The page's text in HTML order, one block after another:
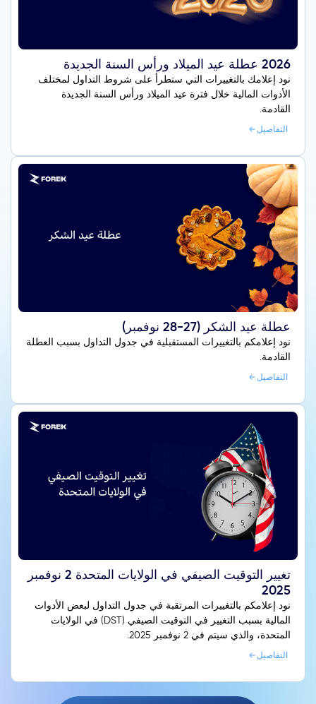
2026 عطلة عيد الميلاد ورأس السنة الجديدة
نود إعلامك بالتغييرات التي ستطرأ على شروط التداول لمختلف
الأدوات المالية خلال فترة عيد الميلاد ورأس السنة الجديدة
القادمة.
التفاصيل
عطلة عيد الشكر (27-28 نوفمبر)
نود إعلامكم بالتغييرات المستقبلية في جدول التداول بسبب العطلة
القادمة.
التفاصيل
تغيير التوقيت الصيفي في الولايات المتحدة 2 نوفمبر
2025
نود إعلامكم بالتغييرات المرتقبة في جدول التداول لبعض الأدوات
المالية بسبب التغيير في التوقيت الصيفي (DST) في الولايات
المتحدة، والذي سيتم في 2 نوفمبر 2025.
التفاصيل